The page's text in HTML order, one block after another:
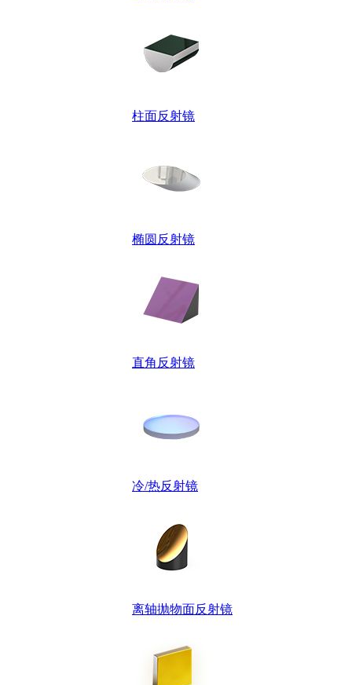
柱面反射镜
椭圆反射镜
直角反射镜
冷/热反射镜
离轴抛物面反射镜